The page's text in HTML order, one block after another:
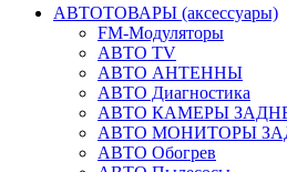
АВТОТОВАРЫ (аксессуары)
FM-Модуляторы
АВТО TV
АВТО АНТЕННЫ
АВТО Диагностика
АВТО КАМЕРЫ
АВТО МОНИТОРЫ
АВТО Обогрев